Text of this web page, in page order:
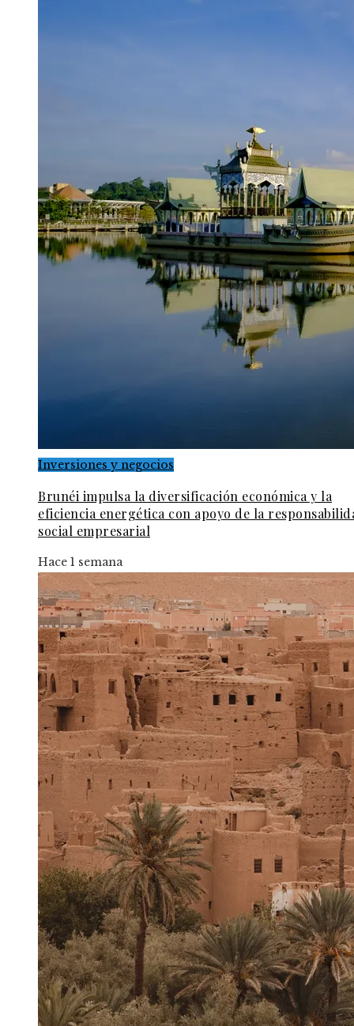
Inversiones y negocios
Brunéi impulsa la diversificación económica y la
eficiencia energética con apoyo de la
social empresarial
Hace 1 semana